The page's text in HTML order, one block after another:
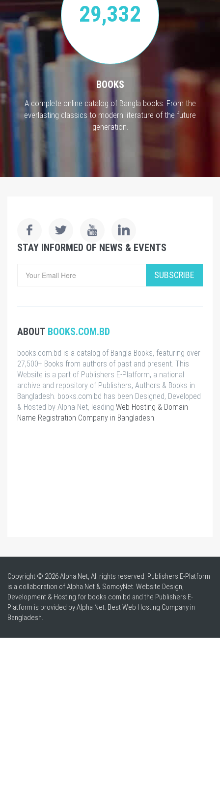
29,332
BOOKS
A complete online catalog of Bangla books. From the
everlasting classics to modern literature of the future
generation.
STAY INFORMED OF NEWS & EVENTS
SUBSCRIBE
ABOUT BOOKS.COM.BD
books.com.bd is a catalog of Bangla Books, featuring over
27,500+ Books from authors of past and present. This
Website is a part of Publishers E-Platform, a national
archive and repository of Publishers, Authors & Books in
Bangladesh. books.com.bd has been Designed, Developed
& Hosted by Alpha Net, leading Web Hosting & Domain
Name Registration Company in Bangladesh
Copyright © 2026 Alpha Net, All rights reserved. Publishers E-Platform
is a collaboration of Alpha Net & SomoyNet. Website Design,
Development & Hosting for books.com.bd and the Publishers E-
Platform is provided by Alpha Net. BestWeb Hosting Company in
Bangladesh.